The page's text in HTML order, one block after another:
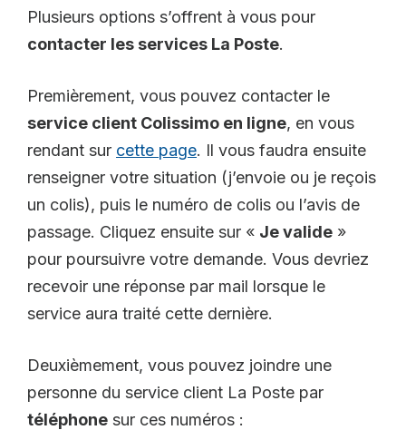
Plusieurs options s’offrent à vous pour
contacter les services La Poste.
Premièrement, vous pouvez contacter le
service client Colissimo en ligne, en vous
rendant sur cette page. Il vous faudra ensuite
renseigner votre situation (j’envoie ou je reçois
un colis), puis le numéro de colis ou l’avis de
passage. Cliquez ensuite sur « Je valide »
pour poursuivre votre demande. Vous devriez
recevoir une réponse par mail lorsque le
service aura traité cette dernière.
Deuxièmement, vous pouvez joindre une
personne du service client La Poste par
téléphone sur ces numéros :